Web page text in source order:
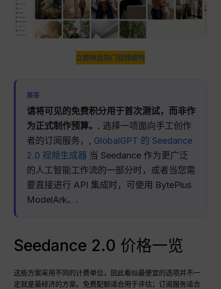
立即体验热门视频模特
简答
请将可见的免费积分用于首次测试，而非作
为正式制作预算。. 选择一项面向手工创作
者的订阅服务，, GlobalGPT 的 Seedance
2.0 视频生成器 当 Seedance 作为更广泛
的人工智能工作流的一部分时，或者当您需
要直接进行 API 集成时，可使用 BytePlus
ModelArk。.
Seedance 2.0 价格一览
这些方案采用不同的计费单位，因此看似最便宜的选项并不一
定就是最经济的方案。免费配额适合用于评估；订阅服务适合